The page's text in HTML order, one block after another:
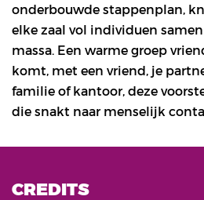
onderbouwde stappenplan,
elke zaal vol individuen
massa. Een warme groep
komt, met een vriend, je
familie of kantoor, deze
die snakt naar menselijk
CREDITS